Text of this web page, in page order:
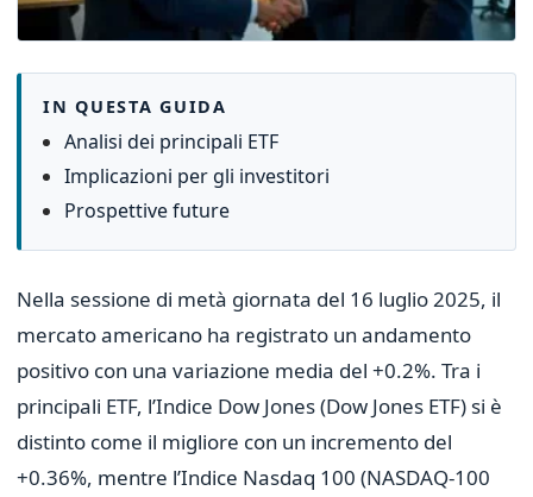
IN QUESTA GUIDA
Analisi dei principali ETF
Implicazioni per gli investitori
Prospettive future
Nella sessione di metà giornata del 16 luglio 2025, il
mercato americano ha registrato un andamento
positivo con una variazione media del +0.2%. Tra i
principali ETF, l’Indice Dow Jones (Dow Jones ETF) si è
distinto come il migliore con un incremento del
+0.36%, mentre l’Indice Nasdaq 100 (NASDAQ-100